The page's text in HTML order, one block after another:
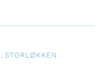
, STORLØKKEN